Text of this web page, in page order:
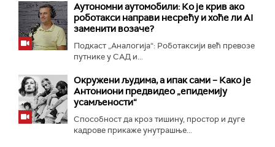
Аутономни аутомобили: Ко је крив ако
роботакси направи несрећу и хоће ли AI
заменити возаче?
Подкаст „Аналогија“: Роботаксији већ превозе
путнике у САД и...
Окружени људима, а ипак сами – Како је
Антониони предвидео „епидемију
усамљености“
Способност да кроз тишину, простор и дуге
кадрове прикаже унутрашње...